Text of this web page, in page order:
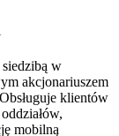
w
akcjonariuszem
klientów
mobilną